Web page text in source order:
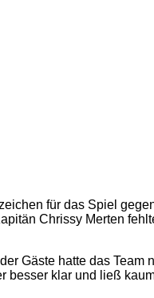
für das Spiel
Chrissy Merten
Gäste hatte das
besser klar und ließ